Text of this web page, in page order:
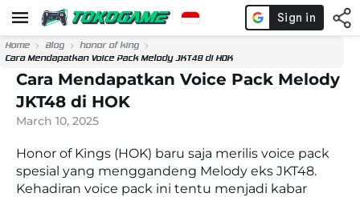
Home Blog
honor of king
Cara Mendapatkan Voice Pack Melody JKT48 di HOK
Cara Mendapatkan Voice Pack Melody
JKT48 di HOK
March 10, 2025
Honor of Kings (HOK) baru saja merilis voice pack
spesial yang menggandeng Melody eks JKT48.
Kehadiran voice pack ini tentu menjadi kabar